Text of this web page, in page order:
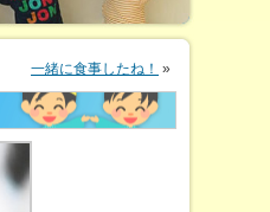
一緒に食事したね！ »